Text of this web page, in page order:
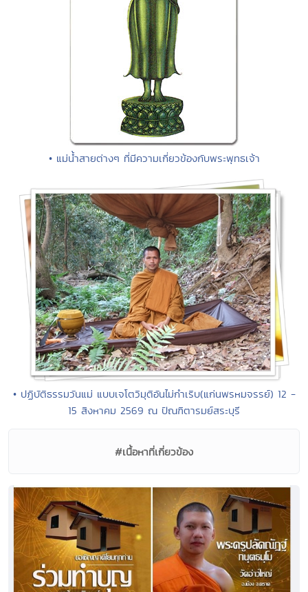
• แม่น้ำสายต่างๆ ที่มีความเกี่ยวข้องกับพระพุทธเจ้า
• ปฏิบัติธรรมวันแม่ แบบเจโตวิมุติอันไม่กำเริบ(แก่นพรหมจรรย์) 12 -
15 สิงหาคม 2569 ณ ปัณฑิตารมย์สระบุรี
#เนื้อหาที่เกี่ยวข้อง